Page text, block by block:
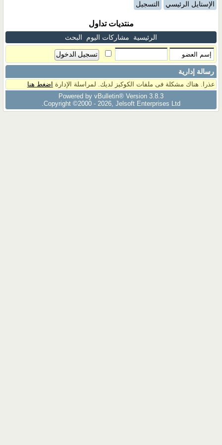
الإستايل الرئيسي التسجيل
منتديات تداول
الرئيسية مشاركات اليوم البحث
رسالة إدارية
عذرا. هناك مشكلة فى ملفات الكوكيز لديك. لمراسلة الإدارة اضغط هنا
Powered by vBulletin® Version 3.8.3
Copyright ©2000 - 2026, Jelsoft Enterprises Ltd.